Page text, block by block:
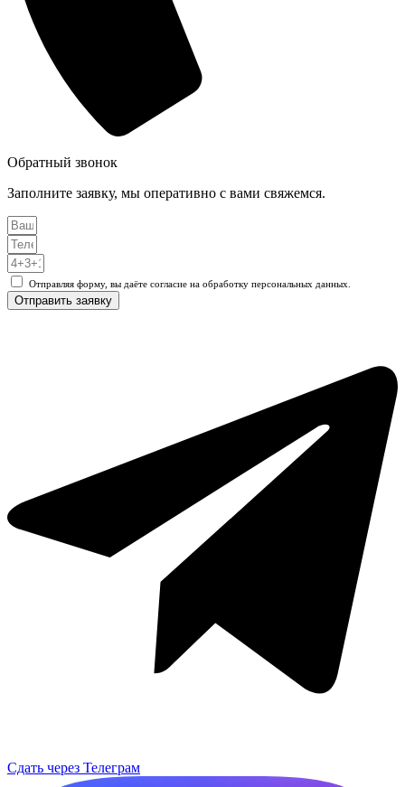
Обратный звонок
Заполните заявку, мы оперативно с вами свяжемся.
Отправляя форму, вы даёте согласие на обработку персональных данных.
Отправить заявку
Сдать через Телеграм